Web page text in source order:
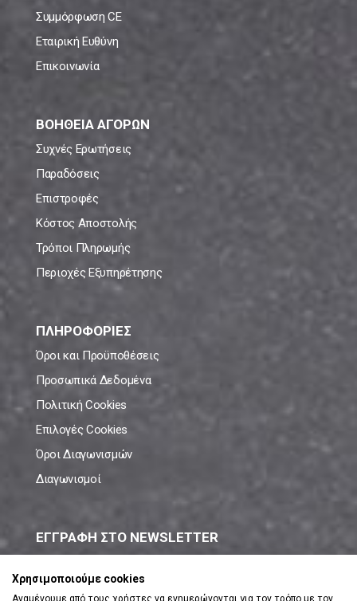
Συμμόρφωση CE
Εταιρική Ευθύνη
Επικοινωνία
ΒΟΗΘΕΙΑ ΑΓΟΡΩΝ
Συχνές Ερωτήσεις
Παραδόσεις
Επιστροφές
Κόστος Αποστολής
Τρόποι Πληρωμής
Περιοχές Εξυπηρέτησης
ΠΛΗΡΟΦΟΡΙΕΣ
Όροι και Προϋποθέσεις
Προσωπικά Δεδομένα
Πολιτική Cookies
Επιλογές Cookies
Όροι Διαγωνισμών
Διαγωνισμοί
ΕΓΓΡΑΦΗ ΣΤΟ NEWSLETTER
Χρησιμοποιούμε cookies
Αναμένουμε από τους χρήστες να ενημερώνονται για τον τρόπο με τον